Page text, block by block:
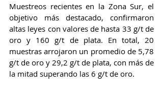
Muestreos recientes en la Zona Sur, el
objetivo más destacado, confirmaron
altas leyes con valores de hasta 33 g/t de
oro y 160 g/t de plata. En total, 20
muestras arrojaron un promedio de 5,78
g/t de oro y 29,2 g/t de plata, con más de
la mitad superando las 6 g/t de oro.